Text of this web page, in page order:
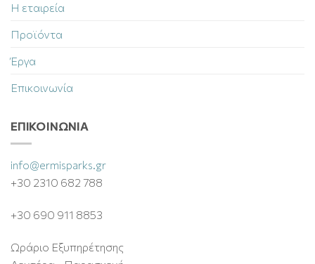
Η εταιρεία
Προϊόντα
Έργα
Επικοινωνία
ΕΠΙΚΟΙΝΩΝΊΑ
info@ermisparks.gr
+30 2310 682 788
+30 690 911 8853
Ωράριο Εξυπηρέτησης